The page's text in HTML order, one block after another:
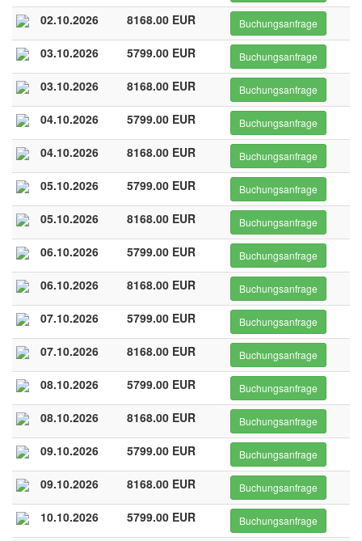
02.10.2026 8168.00 EUR Buchungsanfrage
03.10.2026 5799.00 EUR Buchungsanfrage
03.10.2026 8168.00 EUR Buchungsanfrage
04.10.2026 5799.00 EUR Buchungsanfrage
04.10.2026 8168.00 EUR Buchungsanfrage
05.10.2026 5799.00 EUR Buchungsanfrage
05.10.2026 8168.00 EUR Buchungsanfrage
06.10.2026 5799.00 EUR Buchungsanfrage
06.10.2026 8168.00 EUR Buchungsanfrage
07.10.2026 5799.00 EUR Buchungsanfrage
07.10.2026 8168.00 EUR Buchungsanfrage
08.10.2026 5799.00 EUR Buchungsanfrage
08.10.2026 8168.00 EUR Buchungsanfrage
09.10.2026 5799.00 EUR Buchungsanfrage
09.10.2026 8168.00 EUR Buchungsanfrage
10.10.2026 5799.00 EUR Buchungsanfrage